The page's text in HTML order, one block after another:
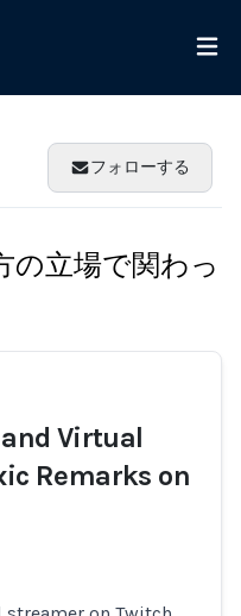
フォローする
の立場で関わっ
and Virtual
Remarks on